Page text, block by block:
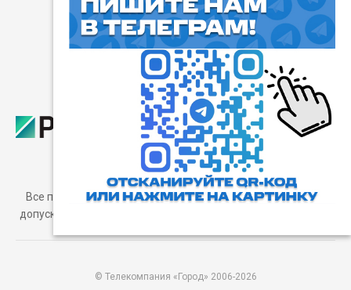
Пользовательское соглашение
Все права защищены. Любое использование материалов
допускается только с согласия редакции, а также с ссылкой
© Телекомпания «Город» 2006-2026